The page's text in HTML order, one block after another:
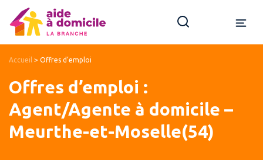
Accueil > Offres d’emploi
Offres d’emploi :
Agent/Agente à domicile –
Meurthe-et-Moselle(54)